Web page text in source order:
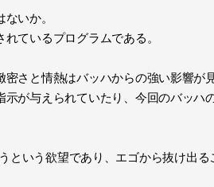
いか。
ているプログラムである。
さと情熱はバッハからの強い影響が見
が与えられていたり、今回のバッハ
という欲望であり、エゴから抜け出